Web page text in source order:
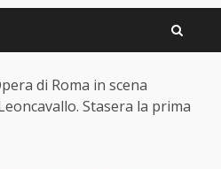
di Roma in scena
Stasera la prima